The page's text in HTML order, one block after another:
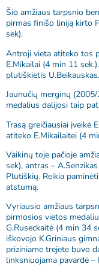
Šio amžiaus tarpsnio
pirmas finišo liniją kirto
sek).
Antroji vieta atiteko tos
E.Mikailai (4 min 11
plutiškietis
Jaunučių merginų
medalius dalijosi taip
Trasą greičiausiai įveikė
atiteko E.Mikailaitei (4
Vaikinų toje pačioje
sek), antras –
Plutiškių. Reikia
atstumą.
Vyriausio amžiaus
pirmosios vietos
G.Ruseckaitė (4 min 34
iškovojo K.Griniaus
priziniame trejete buvo
linksniuojama pavardė